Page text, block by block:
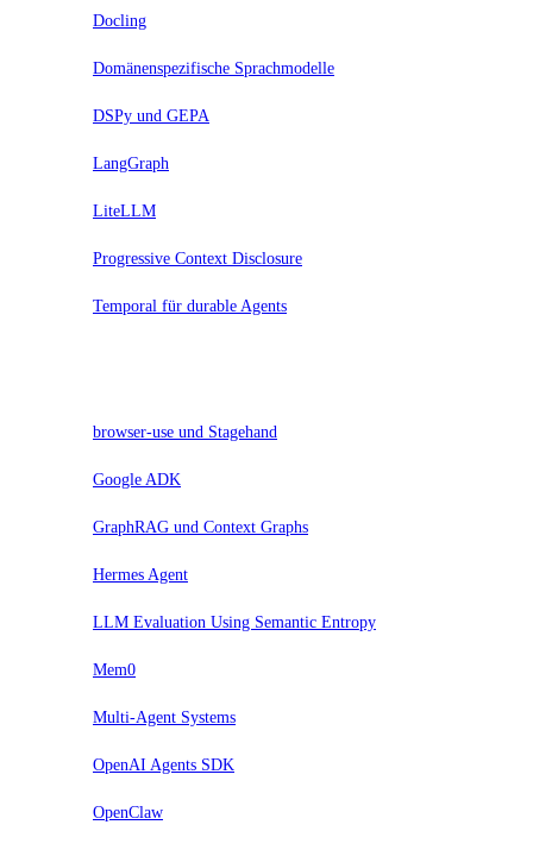
Docling
Domänenspezifische Sprachmodelle
DSPy und GEPA
LangGraph
LiteLLM
Progressive Context Disclosure
Temporal für durable Agents
browser-use und Stagehand
Google ADK
GraphRAG und Context Graphs
Hermes Agent
LLM Evaluation Using Semantic Entropy
Mem0
Multi-Agent Systems
OpenAI Agents SDK
OpenClaw